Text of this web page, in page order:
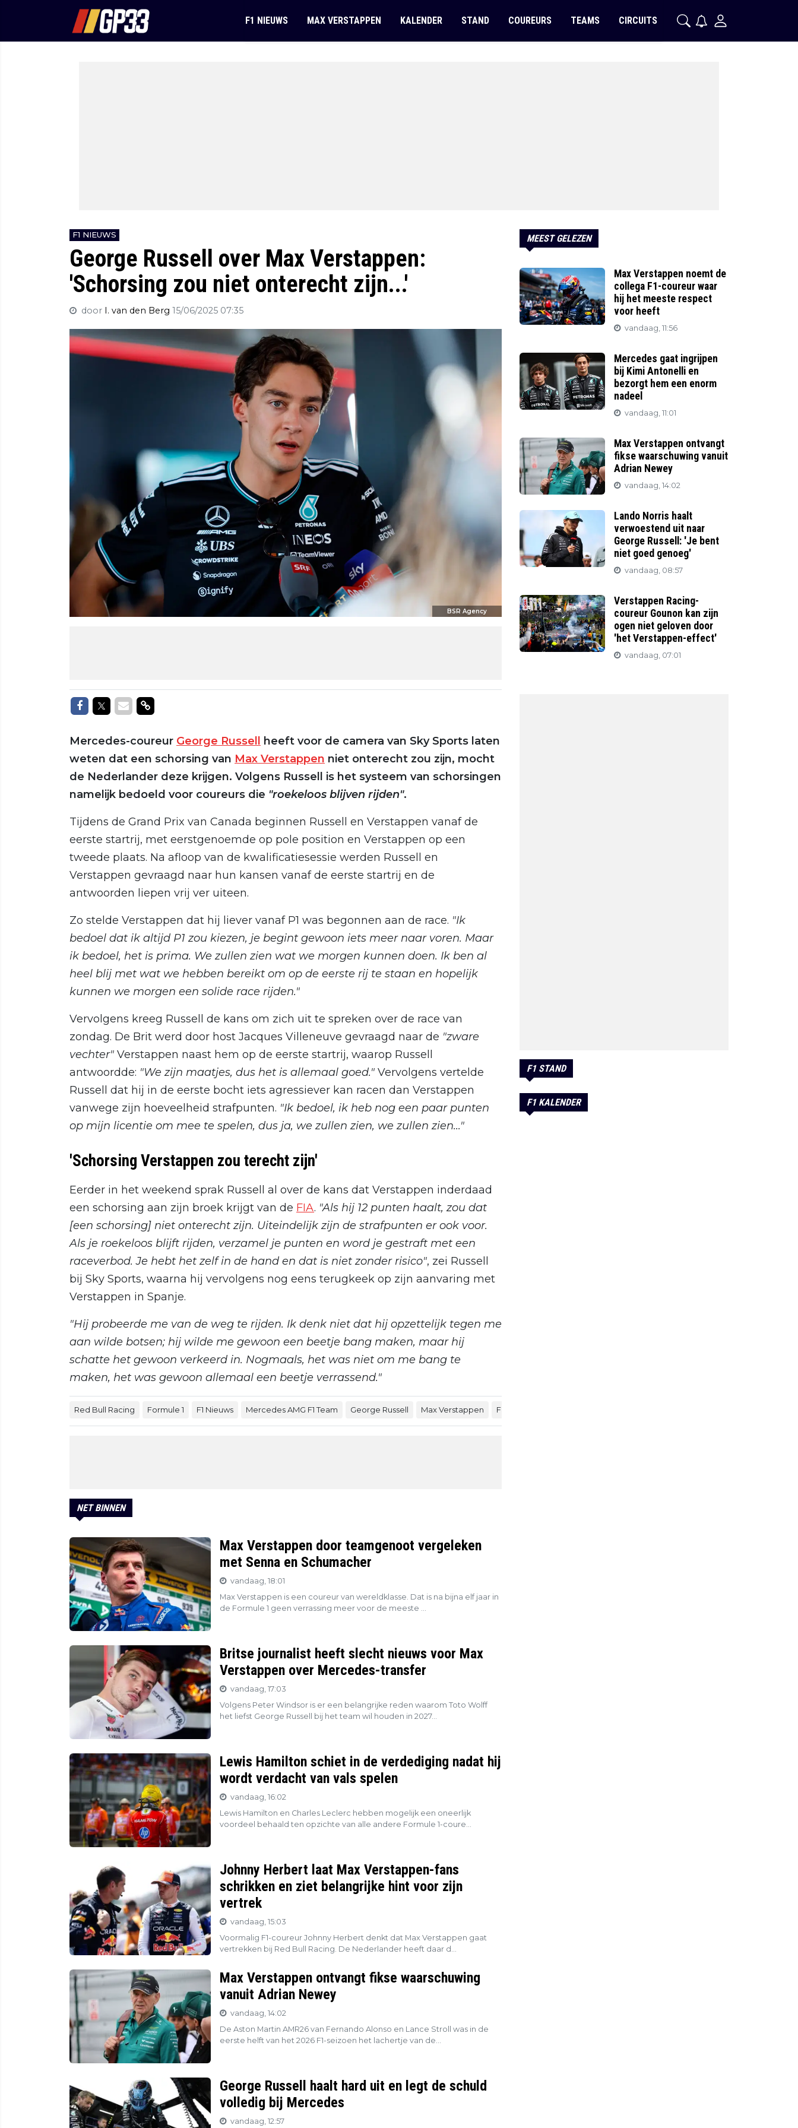
F1 NIEUWS MAX VERSTAPPEN KALENDER STAND COUREURS TEAMS CIRCUITS
F1 NIEUWS
George Russell over Max Verstappen:
'Schorsing zou niet onterecht zijn...'
door I. van den Berg 15/06/2025 07:35
BSR Agency
Delen op Facebook
Delen op Twitter
Delen via Mail
Delen via link
Mercedes-coureur George Russell
heeft voor de camera van Sky Sports laten
weten dat een schorsing van Max Verstappen niet onterecht zou zijn, mocht
de Nederlander deze krijgen. Volgens Russell is het systeem van schorsingen
namelijk bedoeld voor coureurs die "roekeloos blijven rijden".
Tijdens de Grand Prix van Canada beginnen Russell en Verstappen vanaf de
eerste startrij, met eerstgenoemde op pole position en Verstappen op een
tweede plaats. Na afloop van de kwalificatiesessie werden Russell en
Verstappen gevraagd naar hun kansen vanaf de eerste startrij en de
antwoorden liepen vrij ver uiteen.
Zo stelde Verstappen dat hij liever vanaf P1 was begonnen aan de race. "Ik
bedoel dat ik altijd P1 zou kiezen, je begint gewoon iets meer naar voren. Maar
ik bedoel, het is prima. We zullen zien wat we morgen kunnen doen. Ik ben al
heel blij met wat we hebben bereikt om op de eerste rij te staan en hopelijk
kunnen we morgen een solide race rijden."
Vervolgens kreeg Russell de kans om zich uit te spreken over de race van
zondag. De Brit werd door host Jacques Villeneuve gevraagd naar de "zware
vechter" Verstappen naast hem op de eerste startrij, waarop Russell
antwoordde: "We zijn maatjes, dus het is allemaal goed." Vervolgens vertelde
Russell dat hij in de eerste bocht iets agressiever kan racen dan Verstappen
vanwege zijn hoeveelheid strafpunten. "Ik bedoel, ik heb nog een paar punten
op mijn licentie om mee te spelen, dus ja, we zullen zien, we zullen zien..."
'Schorsing Verstappen zou terecht zijn'
Eerder in het weekend sprak Russell al over de kans dat Verstappen inderdaad
een schorsing aan zijn broek krijgt van de FIA. "Als hij 12 punten haalt, zou dat
[een schorsing] niet onterecht zijn. Uiteindelijk zijn de strafpunten er ook voor.
Als je roekeloos blijft rijden, verzamel je punten en word je gestraft met een
raceverbod. Je hebt het zelf in de hand en dat is niet zonder risico", zei Russell
bij Sky Sports, waarna hij vervolgens nog eens terugkeek op zijn aanvaring met
Verstappen in Spanje.
"Hij probeerde me van de weg te rijden. Ik denk niet dat hij opzettelijk tegen me
aan wilde botsen; hij wilde me gewoon een beetje bang maken, maar hij
schatte het gewoon verkeerd in. Nogmaals, het was niet om me bang te
maken, het was gewoon allemaal een beetje verrassend."
Red Bull Racing Formule 1 F1 Nieuws Mercedes AMG F1 Team George Russell Max Verstappen FIA
NET BINNEN
Max Verstappen door teamgenoot vergeleken
met Senna en Schumacher
vandaag, 18:01
Max Verstappen is een coureur van wereldklasse. Dat is na bijna elf jaar in
de Formule 1 geen verrassing meer voor de meeste ...
Britse journalist heeft slecht nieuws voor Max
Verstappen over Mercedes-transfer
vandaag, 17:03
Volgens Peter Windsor is er een belangrijke reden waarom Toto Wolff
het liefst George Russell bij het team wil houden in 2027...
Lewis Hamilton schiet in de verdediging nadat hij
wordt verdacht van vals spelen
vandaag, 16:02
Lewis Hamilton en Charles Leclerc hebben mogelijk een oneerlijk
voordeel behaald ten opzichte van alle andere Formule 1-coure...
Johnny Herbert laat Max Verstappen-fans
schrikken en ziet belangrijke hint voor zijn
vertrek
vandaag, 15:03
Voormalig F1-coureur Johnny Herbert denkt dat Max Verstappen gaat
vertrekken bij Red Bull Racing. De Nederlander heeft daar d...
Max Verstappen ontvangt fikse waarschuwing
vanuit Adrian Newey
vandaag, 14:02
De Aston Martin AMR26 van Fernando Alonso en Lance Stroll was in de
eerste helft van het 2026 F1-seizoen het lachertje van de...
George Russell haalt hard uit en legt de schuld
volledig bij Mercedes
vandaag, 12:57
MEEST GELEZEN
Max Verstappen noemt de
collega F1-coureur waar
hij het meeste respect
voor heeft
vandaag, 11:56
Mercedes gaat ingrijpen
bij Kimi Antonelli en
bezorgt hem een enorm
nadeel
vandaag, 11:01
Max Verstappen ontvangt
fikse waarschuwing vanuit
Adrian Newey
vandaag, 14:02
Lando Norris haalt
verwoestend uit naar
George Russell: 'Je bent
niet goed genoeg'
vandaag, 08:57
Verstappen Racing-
coureur Gounon kan zijn
ogen niet geloven door
'het Verstappen-effect'
vandaag, 07:01
F1 STAND
F1 KALENDER